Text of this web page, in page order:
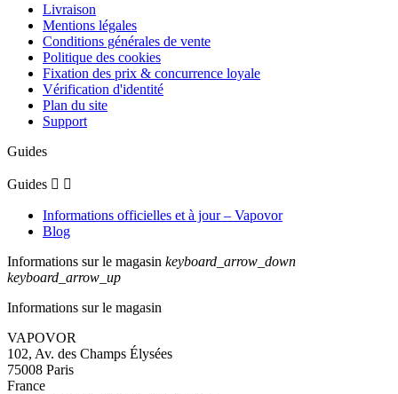
Livraison
Mentions légales
Conditions générales de vente
Politique des cookies
Fixation des prix & concurrence loyale
Vérification d'identité
Plan du site
Support
Guides
Guides  
Informations officielles et à jour – Vapovor
Blog
Informations sur le magasin keyboard_arrow_down
keyboard_arrow_up
Informations sur le magasin
VAPOVOR
102, Av. des Champs Élysées
75008 Paris
France